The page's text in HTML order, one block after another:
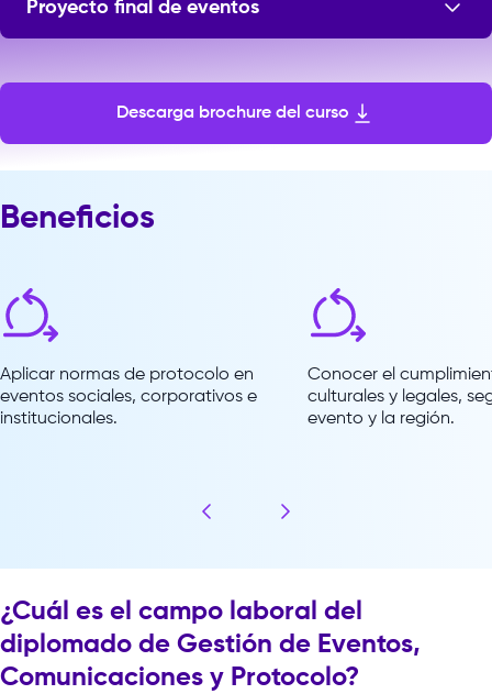
Proyecto final de eventos
Descarga brochure del curso
Beneficios
Aplicar normas de protocolo en
eventos sociales, corporativos e
institucionales.
Conocer el
culturales y legales,
evento y la región.
¿Cuál es el campo laboral del
diplomado de Gestión de Eventos,
Comunicaciones y Protocolo?